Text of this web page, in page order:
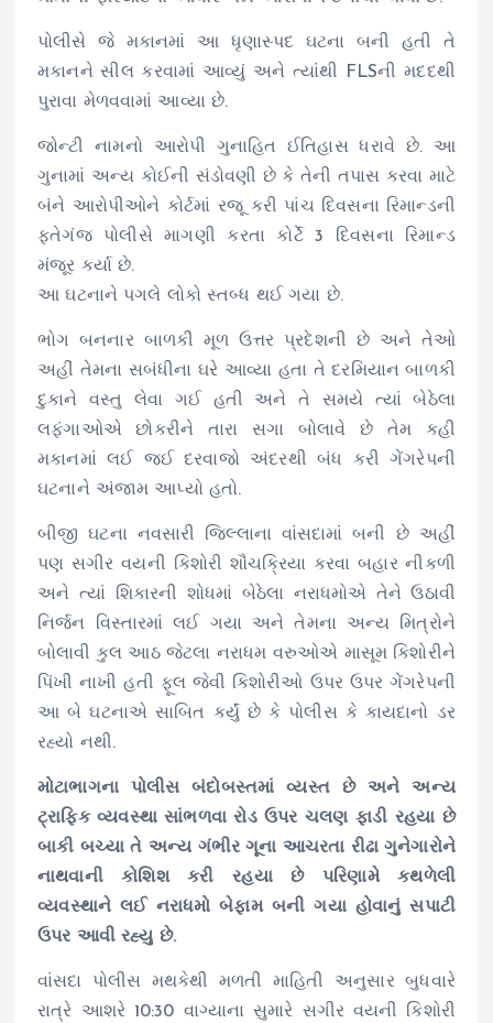
પોલીસે જે મકાનમાં આ ધૃણાસ્પદ ઘટના બની હતી તે
મકાનને સીલ કરવામાં આવ્યું અને ત્યાંથી FLSની મદદથી
પુરાવા મેળવવામાં આવ્યા છે.
જોન્ટી નામનો આરોપી ગુનાહિત ઈતિહાસ ધરાવે છે. આ
ગુનામાં અન્ય કોઈની સંડોવણી છે કે તેની તપાસ કરવા માટે
બંને આરોપીઓને કોર્ટમાં રજૂ કરી પાંચ દિવસના રિમાન્ડની
ફતેગંજ પોલીસે માગણી કરતા કોર્ટે 3 દિવસના રિમાન્ડ
મંજૂર કર્યા છે.
આ ઘટનાને પગલે લોકો સ્તબ્ધ થઈ ગયા છે.
ભોગ બનનાર બાળકી મૂળ ઉત્તર પ્રદેશની છે અને તેઓ
અહીં તેમના સબંધીના ઘરે આવ્યા હતા તે દરમિયાન બાળકી
દુકાને વસ્તુ લેવા ગઈ હતી અને તે સમયે ત્યાં બેઠેલા
લફંગાઓએ છોકરીને તારા સગા બોલાવે છે તેમ કહી
મકાનમાં લઈ જઈ દરવાજો અંદરથી બંધ કરી ગેંગરેપની
ઘટનાને અંજામ આપ્યો હતો.
બીજી ઘટના નવસારી જિલ્લાના વાંસદામાં બની છે અહીં
પણ સગીર વયની કિશોરી શૌચક્રિયા કરવા બહાર નીકળી
અને ત્યાં શિકારની શોધમાં બેઠેલા નરાધમોએ તેને ઉઠાવી
નિર્જન વિસ્તારમાં લઈ ગયા અને તેમના અન્ય મિત્રોને
બોલાવી કુલ આઠ જેટલા નરાધમ વરુઓએ માસૂમ કિશોરીને
પિંખી નાખી હતી ફૂલ જેવી કિશોરીઓ ઉપર ઉપર ગેંગરેપની
આ બે ઘટનાએ સાબિત કર્યું છે કે પોલીસ કે કાયદાનો ડર
રહ્યો નથી.
મોટાભાગના પોલીસ બંદોબસ્તમાં વ્યસ્ત છે અને અન્ય
ટ્રાફિક વ્યવસ્થા સાંભળવા રોડ ઉપર ચલણ ફાડી રહયા છે
બાકી બચ્યા તે અન્ય ગંભીર ગૂના આચરતા રીઢા ગુનેગારોને
નાથવાની કોશિશ કરી રહયા છે પરિણામે કથળેલી
વ્યવસ્થાને લઈ નરાધમો બેફામ બની ગયા હોવાનું સપાટી
ઉપર આવી રહ્યુ છે.
વાંસદા પોલીસ મથકેથી મળતી માહિતી અનુસાર બુધવારે
રાત્રે આશરે 10:30 વાગ્યાના સુમારે સગીર વયની કિશોરી